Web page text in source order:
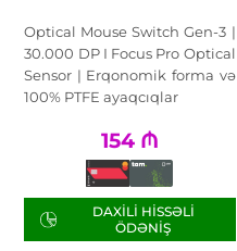
Optical Mouse Switch Gen-3 |
30.000 DP I Focus Pro Optical
Sensor | Erqonomik forma və
100% PTFE ayaqcıqlar
154 ₼
DAXILI HISSƏLI
ÖDƏNIŞ